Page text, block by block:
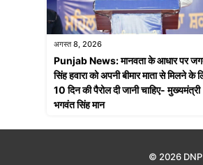
अगस्त 8, 2026
Punjab News: मानवता के आधार पर
सिंह हवारा को अपनी बीमार माता से मिलने के
10 दिन की पैरोल दी जानी चाहिए- मुख्यमंत्री
भगवंत सिंह मान
© 2026